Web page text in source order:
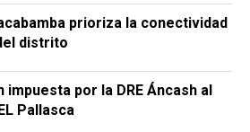
prioriza la conectividad
distrito
por la DRE Áncash al
Pallasca